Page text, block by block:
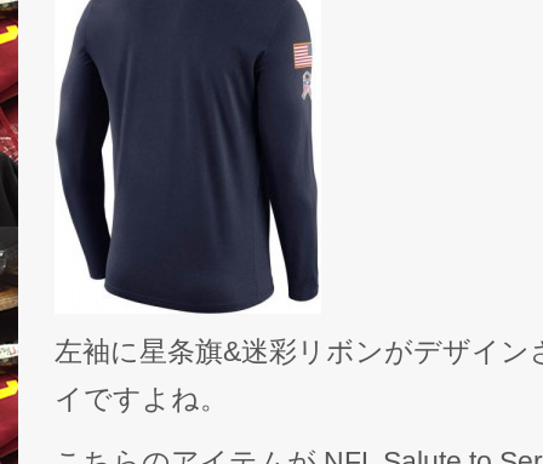
左袖に星条旗&迷彩リボンがデザイ
イですよね。